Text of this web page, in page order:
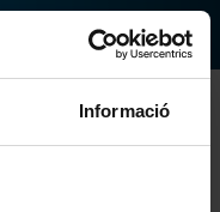
Informació